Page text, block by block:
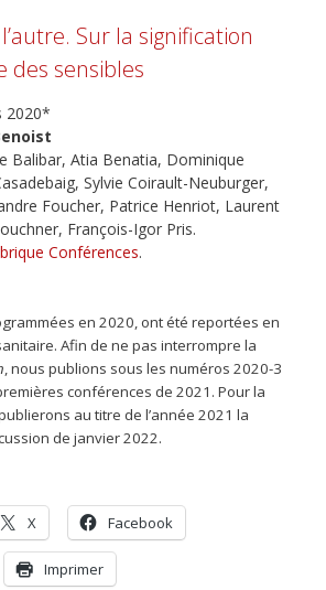
Sur la signification
des sensibles
2020*
Balibar, Atia Benatia, Dominique
Sylvie Coirault-Neuburger,
Foucher, Patrice Henriot, Laurent
François-Igor Pris.
Conférences.
en 2020, ont été reportées en
Afin de ne pas interrompre la
, nous publions sous les numéros 2020-3
conférences de 2021. Pour la
au titre de l’année 2021 la
de janvier 2022.
X Facebook
Imprimer